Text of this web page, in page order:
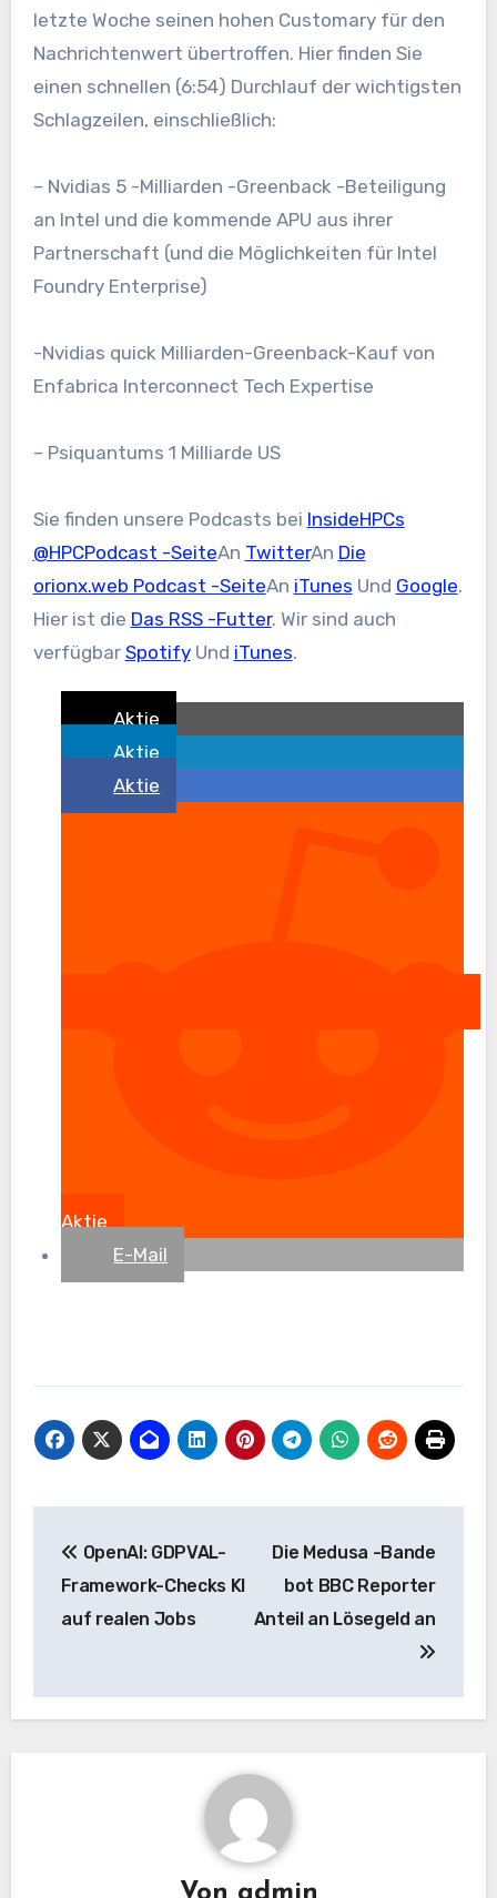
letzte Woche seinen hohen Customary für den
Nachrichtenwert übertroffen. Hier finden Sie
einen schnellen (6:54) Durchlauf der wichtigsten
Schlagzeilen, einschließlich:
– Nvidias 5 -Milliarden -Greenback -Beteiligung
an Intel und die kommende APU aus ihrer
Partnerschaft (und die Möglichkeiten für Intel
Foundry Enterprise)
-Nvidias quick Milliarden-Greenback-Kauf von
Enfabrica Interconnect Tech Expertise
– Psiquantums 1 Milliarde US
Sie finden unsere Podcasts bei InsideHPCs
@HPCPodcast -SeiteAn TwitterAn Die
orionx.web Podcast -SeiteAn iTunes Und Google.
Hier ist die Das RSS -Futter. Wir sind auch
verfügbar SpotifyUnd iTunes.
Aktie
Aktie
Aktie
Aktie
E-Mail
Navigation
OpenAI: GDPVAL-
Framework-Checks KI
auf realen Jobs
Die Medusa -Bande
bot BBC Reporter
Anteil an Lösegeld an